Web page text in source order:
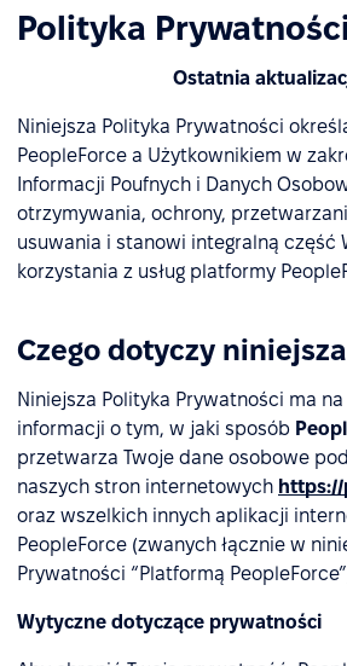
Polityka
Ostatnia
Niniejsza Polityka Prywatności
PeopleForce a Użytkownikiem w
Informacji Poufnych i Danych
otrzymywania, ochrony,
usuwania i stanowi integralną część
korzystania z usług platformy
Czego dotyczy
Niniejsza Polityka Prywatności ma
informacji o tym, w jaki sposób
przetwarza Twoje dane osobowe
naszych stron internetowych
oraz wszelkich innych aplikacji
PeopleForce (zwanych łącznie w
Prywatności “Platformą
Wytyczne dotyczące prywatności